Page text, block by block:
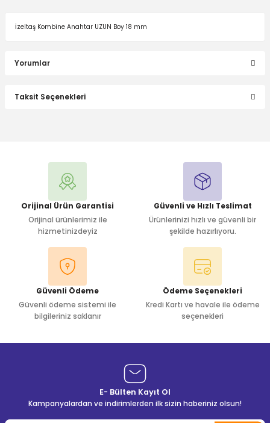
İzeltaş Kombine Anahtar UZUN Boy 18 mm
Yorumlar
Taksit Seçenekleri
Orijinal Ürün Garantisi
Orijinal ürünlerimiz ile
hizmetinizdeyiz
Güvenli ve Hızlı Teslimat
Ürünlerinizi hızlı ve güvenli bir
şekilde hazırlıyoru.
Güvenli Ödeme
Güvenli ödeme sistemi ile
bilgileriniz saklanır
Ödeme Seçenekleri
Kredi Kartı ve havale ile ödeme
seçenekleri
E- Bülten Kayıt Ol
Kampanyalardan ve indirimlerden ilk sizin haberiniz olsun!